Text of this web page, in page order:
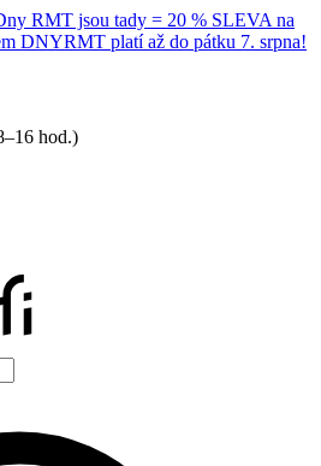
RMT jsou tady = 20 % SLEVA na
DNYRMT platí až do pátku 7. srpna!
hod.)